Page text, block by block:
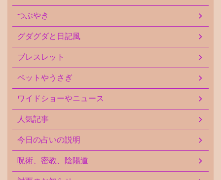
つぶやき
グダグダと日記風
ブレスレット
ペットやうさぎ
ワイドショーやニュース
人気記事
今日の占いの説明
呪術、密教、陰陽道